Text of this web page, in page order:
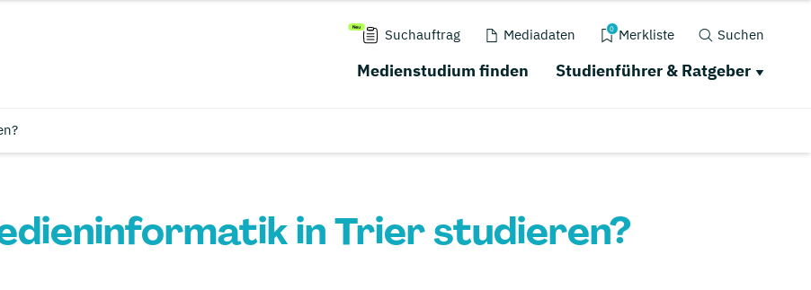
Suchauftrag Mediadaten 0 Merkliste Suchen
Medienstudium finden Studienführer & Ratgeber
in Trier studieren?